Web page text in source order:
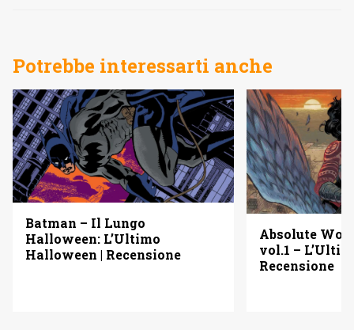
Potrebbe interessarti anche
Batman – Il Lungo
Halloween: L’Ultimo
Halloween | Recensione
Absolute
vol.1 –
Recensione